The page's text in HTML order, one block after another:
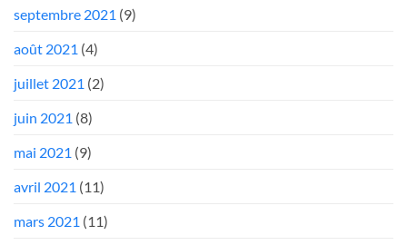
septembre 2021 (9)
août 2021 (4)
juillet 2021 (2)
juin 2021 (8)
mai 2021 (9)
avril 2021 (11)
mars 2021 (11)